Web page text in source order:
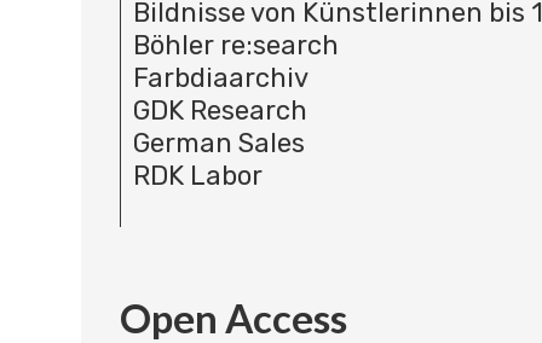
Bildnisse von Künstlerinnen bis
Böhler re:search
Farbdiaarchiv
GDK Research
German Sales
RDK Labor
Open Access